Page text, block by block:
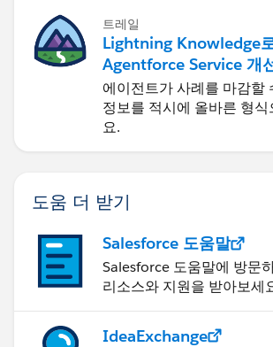
트레일
Lightning Knowledge
Agentforce Service 개
에이전트가 사례를 마감할
정보를 적시에 올바른 형식
요.
도움 더 받기
Salesforce 도움말
Salesforce 도움말에 방문
리소스와 지원을 받아보세
IdeaExchange